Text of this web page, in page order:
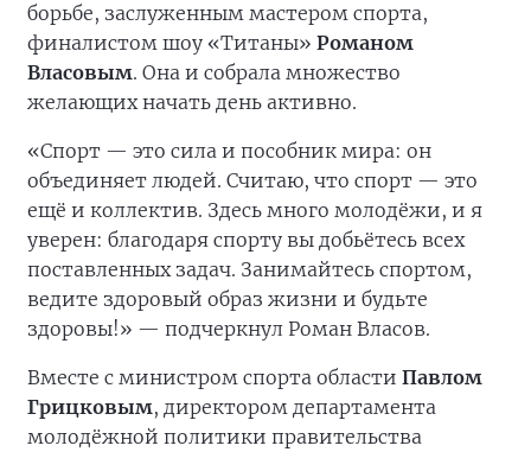
борьбе, заслуженным мастером спорта,
финалистом шоу «Титаны» Романом
Власовым. Она и собрала множество
желающих начать день активно.
«Спорт — это сила и пособник мира: он
объединяет людей. Считаю, что спорт — это
ещё и коллектив. Здесь много молодёжи, и я
уверен: благодаря спорту вы добьётесь всех
поставленных задач. Занимайтесь спортом,
ведите здоровый образ жизни и будьте
здоровы!» — подчеркнул Роман Власов.
Вместе с министром спорта области Павлом
Грицковым, директором департамента
молодёжной политики правительства